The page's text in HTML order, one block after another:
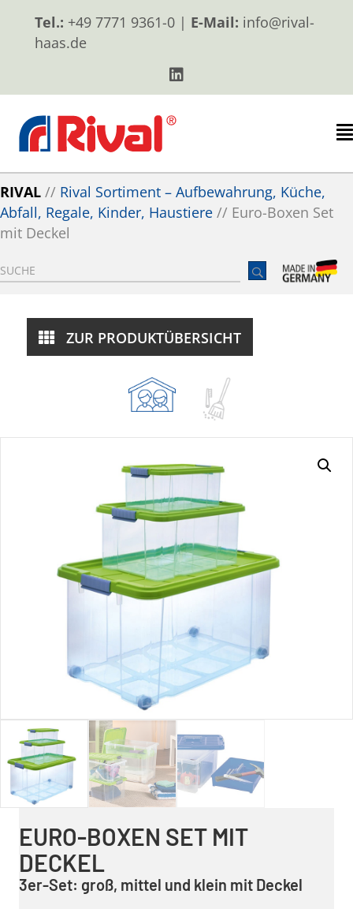
Tel.: +49 7771 9361-0 | E-Mail: info@rival-
haas.de
RIVAL // Rival Sortiment – Aufbewahrung, Küche,
Abfall, Regale, Kinder, Haustiere // Euro-Boxen Set
mit Deckel
ZUR PRODUKTÜBERSICHT
EURO-BOXEN SET MIT
DECKEL
3er-Set: groß, mittel und klein mit Deckel